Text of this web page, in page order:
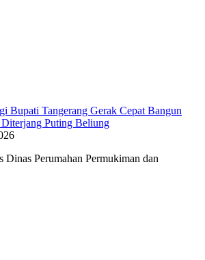
Bupati Tangerang Gerak Cepat Bangun
Puting Beliung
Dinas Perumahan Permukiman dan